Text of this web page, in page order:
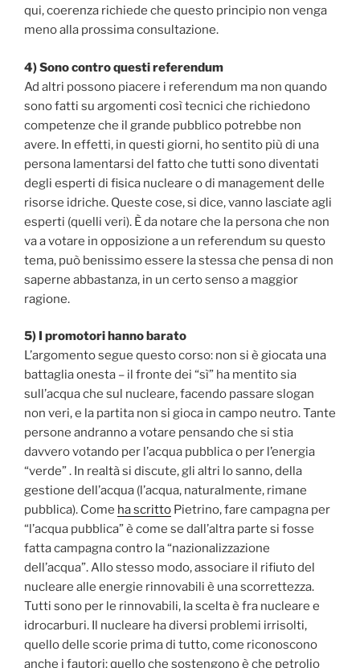
qui, coerenza richiede che questo principio non venga
meno alla prossima consultazione.
4) Sono contro questi referendum
Ad altri possono piacere i referendum ma non quando
sono fatti su argomenti così tecnici che richiedono
competenze che il grande pubblico potrebbe non
avere. In effetti, in questi giorni, ho sentito più di una
persona lamentarsi del fatto che tutti sono diventati
degli esperti di fisica nucleare o di management delle
risorse idriche. Queste cose, si dice, vanno lasciate agli
esperti (quelli veri). È da notare che la persona che non
va a votare in opposizione a un referendum su questo
tema, può benissimo essere la stessa che pensa di non
saperne abbastanza, in un certo senso a maggior
ragione.
5) I promotori hanno barato
L’argomento segue questo corso: non si è giocata una
battaglia onesta – il fronte dei “sì” ha mentito sia
sull’acqua che sul nucleare, facendo passare slogan
non veri, e la partita non si gioca in campo neutro. Tante
persone andranno a votare pensando che si stia
davvero votando per l’acqua pubblica o per l’energia
“verde” . In realtà si discute, gli altri lo sanno, della
gestione dell’acqua (l’acqua, naturalmente, rimane
pubblica). Come ha scritto Pietrino, fare campagna per
“l’acqua pubblica” è come se dall’altra parte si fosse
fatta campagna contro la “nazionalizzazione
dell’acqua”. Allo stesso modo, associare il rifiuto del
nucleare alle energie rinnovabili è una scorrettezza.
Tutti sono per le rinnovabili, la scelta è fra nucleare e
idrocarburi. Il nucleare ha diversi problemi irrisolti,
quello delle scorie prima di tutto, come riconoscono
anche i fautori: quello che sostengono è che petrolio